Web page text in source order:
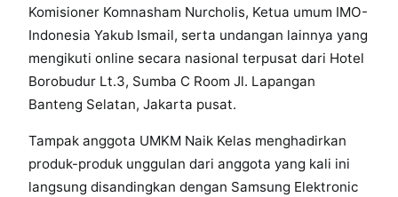
Komisioner Komnasham Nurcholis, Ketua umum IMO-
Indonesia Yakub Ismail, serta undangan lainnya yang
mengikuti online secara nasional terpusat dari Hotel
Borobudur Lt.3, Sumba C Room Jl. Lapangan
Banteng Selatan, Jakarta pusat.
Tampak anggota UMKM Naik Kelas menghadirkan
produk-produk unggulan dari anggota yang kali ini
langsung disandingkan dengan Samsung Elektronic